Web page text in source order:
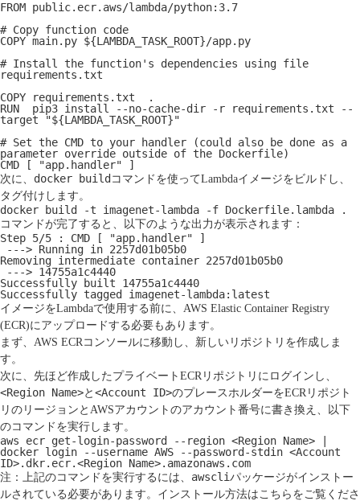
FROM public.ecr.aws/lambda/python:3.7
# Copy function code
COPY main.py ${LAMBDA_TASK_ROOT}/app.py
# Install the function's dependencies using file
requirements.txt
COPY requirements.txt  .
RUN  pip3 install --no-cache-dir -r requirements.txt --
target "${LAMBDA_TASK_ROOT}"
# Set the CMD to your handler (could also be done as a
parameter override outside of the Dockerfile)
CMD [ "app.handler" ]
次に、 docker build コマンドを使ってLambdaイメージをビルドし、
タグ付けします。
docker build -t imagenet-lambda -f Dockerfile.lambda .
コマンドが完了すると、以下のような出力が表示されます：
Step 5/5 : CMD [ "app.handler" ]
---> Running in 2257d01b05b0
Removing intermediate container 2257d01b05b0
---> 14755a1c4440
Successfully built 14755a1c4440
Successfully tagged imagenet-lambda:latest
イメージをLambdaで使用する前に、 AWS Elastic Container Registry
(ECR)にアップロードする必要もあります。
まず、AWS ECRコンソールに移動し、新しいリポジトリを作成しま
す。
次に、先ほど作成したプライベートECRリポジトリにログインし、
<Region Name>と <Account ID>のプレースホルダーをECRリポジト
リのリージョンとAWSアカウントのアカウント番号に書き換え、以下
のコマンドを実行します。
aws ecr get-login-password --region <Region Name> |
docker login --username AWS --password-stdin <Account
ID>.dkr.ecr.<Region Name>.amazonaws.com
注：上記のコマンドを実行するには、 awscli パッケージがインストー
ルされている必要があります。インストール方法はこちら をご覧くださ